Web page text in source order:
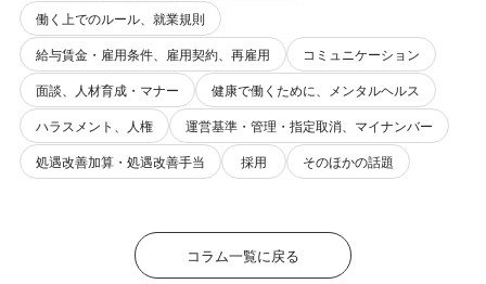
働く上でのルール、就業規則
給与賃金・雇用条件、雇用契約、再雇用
コミュニケーション
面談、人材育成・マナー
健康で働くために、メンタルヘルス
ハラスメント、人権
運営基準・管理・指定取消、マイナンバー
処遇改善加算・処遇改善手当
採用 そのほかの話題
コラム一覧に戻る